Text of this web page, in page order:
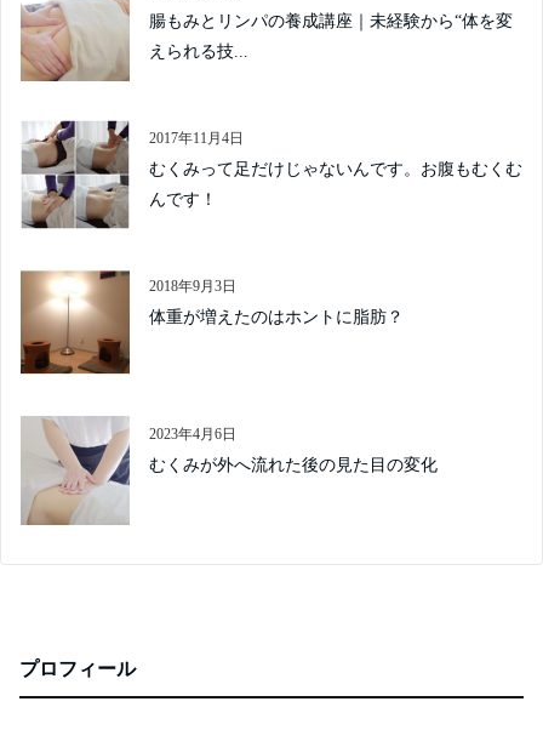
腸もみとリンパの養成講座｜未経験から“体を変
えられる技...
2017年11月4日
むくみって足だけじゃないんです。お腹もむくむ
んです！
2018年9月3日
体重が増えたのはホントに脂肪？
2023年4月6日
むくみが外へ流れた後の見た目の変化
プロフィール